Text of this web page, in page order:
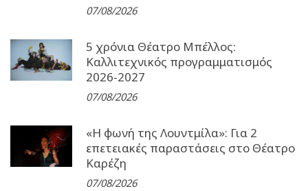
07/08/2026
5 χρόνια Θέατρο Μπέλλος:
Καλλιτεχνικός προγραμματισμός
2026-2027
07/08/2026
«Η φωνή της Λουντμίλα»: Για 2
επετειακές παραστάσεις στο Θέατρο
Καρέζη
07/08/2026